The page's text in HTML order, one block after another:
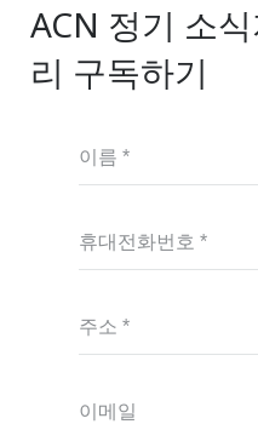
ACN 정기 소
리 구독하기
이름 *
휴대전화번호 *
주소 *
이메일